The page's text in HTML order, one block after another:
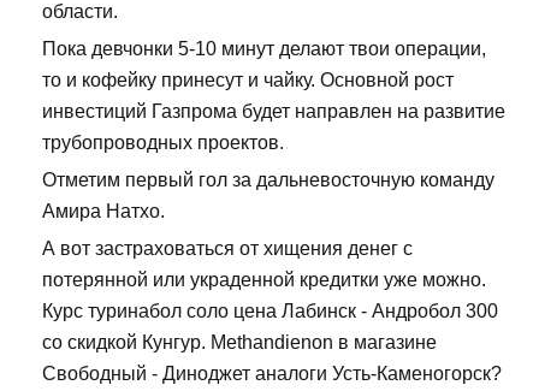
области.
Пока девчонки 5-10 минут делают твои операции,
то и кофейку принесут и чайку. Основной рост
инвестиций Газпрома будет направлен на развитие
трубопроводных проектов.
Отметим первый гол за дальневосточную команду
Амира Натхо.
А вот застраховаться от хищения денег с
потерянной или украденной кредитки уже можно.
Курс туринабол соло цена Лабинск - Андробол 300
со скидкой Кунгур. Methandienon в магазине
Свободный - Диноджет аналоги Усть-Каменогорск?